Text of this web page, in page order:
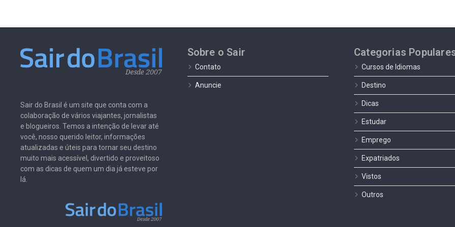
Sair do Brasil é um site que conta com a
colaboração de vários viajantes, jornalistas
e blogueiros. Temos a intenção de levar até
você, nosso querido leitor, informações
atualizadas e úteis para tornar seu destino
muito mais acessível, divertido e proveitoso
com as dicas de quem um dia já esteve por
lá.
Sobre o Sair
Contato
Anuncie
Categorias
Cursos de Idiomas
Destino
Dicas
Estudar
Emprego
Expatriados
Vistos
Outros